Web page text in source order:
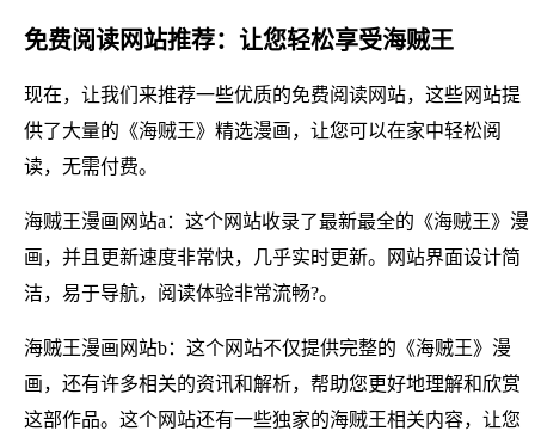
免费阅读网站推荐：让您轻松享受海贼王
现在，让我们来推荐一些优质的免费阅读网站，这些网站提
供了大量的《海贼王》精选漫画，让您可以在家中轻松阅
读，无需付费。
海贼王漫画网站a：这个网站收录了最新最全的《海贼王》漫
画，并且更新速度非常快，几乎实时更新。网站界面设计简
洁，易于导航，阅读体验非常流畅?。
海贼王漫画网站b：这个网站不仅提供完整的《海贼王》漫
画，还有许多相关的资讯和解析，帮助您更好地理解和欣赏
这部作品。这个网站还有一些独家的海贼王相关内容，让您